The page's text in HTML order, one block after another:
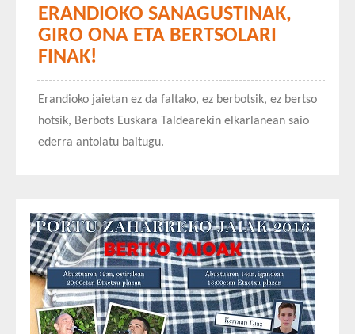
ERANDIOKO SANAGUSTINAK,
GIRO ONA ETA BERTSOLARI
FINAK!
Erandioko jaietan ez da faltako, ez berbotsik, ez bertso
hotsik, Berbots Euskara Taldearekin elkarlanean saio
ederra antolatu baitugu.